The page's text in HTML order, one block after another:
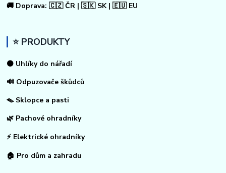
🚚 Doprava: 🇨🇿 ČR | 🇸🇰 SK | 🇪🇺 EU
⭐ PRODUKTY
⚫ Uhlíky do nářadí
🔊 Odpuzovače škůdců
🪤 Sklopce a pasti
🌿 Pachové ohradníky
⚡ Elektrické ohradníky
🏠 Pro dům a zahradu